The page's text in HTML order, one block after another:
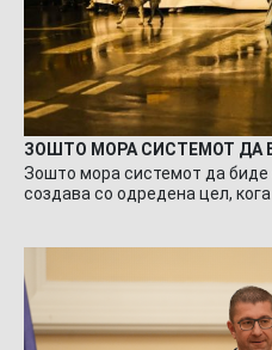
ЗОШТО МОРА СИСТЕМОТ ДА
Зошто мора системот да биде
создава со одредена цел, кога